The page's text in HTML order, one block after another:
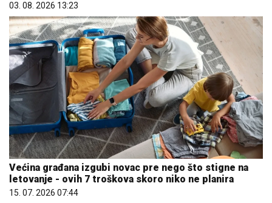
03. 08. 2026 13:23
Većina građana izgubi novac pre nego što stigne na
letovanje - ovih 7 troškova skoro niko ne planira
15. 07. 2026 07:44